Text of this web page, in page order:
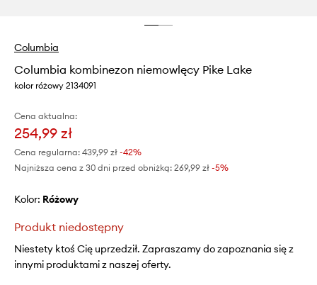
Columbia
Columbia kombinezon niemowlęcy Pike Lake
kolor różowy 2134091
Cena aktualna:
254,99 zł
Cena regularna: 439,99 zł -42%
Najniższa cena z 30 dni przed obniżką: 269,99 zł -5%
Kolor: różowy
Produkt niedostępny
Niestety ktoś Cię uprzedził. Zapraszamy do zapoznania się z
innymi produktami z naszej oferty.